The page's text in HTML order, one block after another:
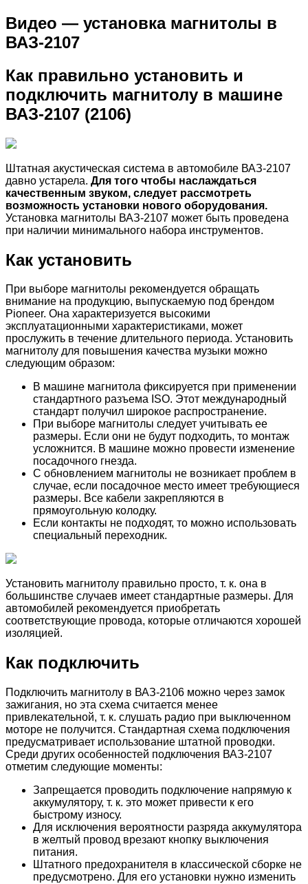
Видео — установка магнитолы в
ВАЗ-2107
Как правильно установить и
подключить магнитолу в машине
ВАЗ-2107 (2106)
Штатная акустическая система в автомобиле ВАЗ-2107
давно устарела. Для того чтобы наслаждаться
качественным звуком, следует рассмотреть
возможность установки нового оборудования.
Установка магнитолы ВАЗ-2107 может быть проведена
при наличии минимального набора инструментов.
Как установить
При выборе магнитолы рекомендуется обращать
внимание на продукцию, выпускаемую под брендом
Pioneer. Она характеризуется высокими
эксплуатационными характеристиками, может
прослужить в течение длительного периода. Установить
магнитолу для повышения качества музыки можно
следующим образом:
В машине магнитола фиксируется при применении
стандартного разъема ISO. Этот международный
стандарт получил широкое распространение.
При выборе магнитолы следует учитывать ее
размеры. Если они не будут подходить, то монтаж
усложнится. В машине можно провести изменение
посадочного гнезда.
С обновлением магнитолы не возникает проблем в
случае, если посадочное место имеет требующиеся
размеры. Все кабели закрепляются в
прямоугольную колодку.
Если контакты не подходят, то можно использовать
специальный переходник.
Установить магнитолу правильно просто, т. к. она в
большинстве случаев имеет стандартные размеры. Для
автомобилей рекомендуется приобретать
соответствующие провода, которые отличаются хорошей
изоляцией.
Как подключить
Подключить магнитолу в ВАЗ-2106 можно через замок
зажигания, но эта схема считается менее
привлекательной, т. к. слушать радио при выключенном
моторе не получится. Стандартная схема подключения
предусматривает использование штатной проводки.
Среди других особенностей подключения ВАЗ-2107
отметим следующие моменты:
Запрещается проводить подключение напрямую к
аккумулятору, т. к. это может привести к его
быстрому износу.
Для исключения вероятности разряда аккумулятора
в желтый провод врезают кнопку выключения
питания.
Штатного предохранителя в классической сборке не
предусмотрено. Для его установки нужно изменить